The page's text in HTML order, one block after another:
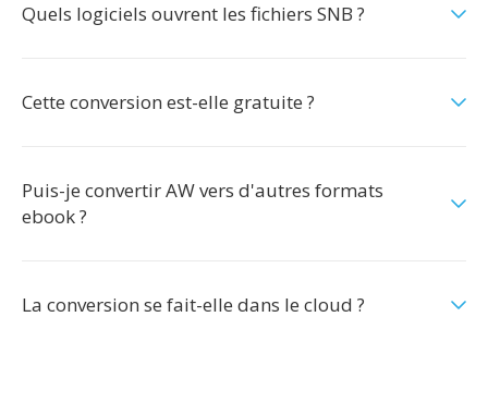
Quels logiciels ouvrent les fichiers SNB ?
Cette conversion est-elle gratuite ?
Puis-je convertir AW vers d'autres formats
ebook ?
La conversion se fait-elle dans le cloud ?